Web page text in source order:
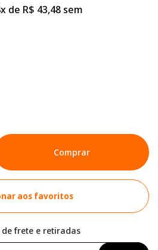
de R$ 43,48 sem
Comprar
aos favoritos
de frete e retiradas